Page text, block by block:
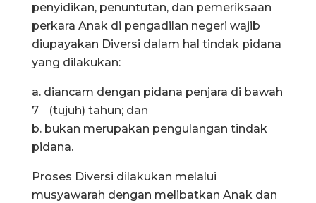
penyidikan, penuntutan, dan pemeriksaan
perkara Anak di pengadilan negeri wajib
diupayakan Diversi dalam hal tindak pidana
yang dilakukan:
a. diancam dengan pidana penjara di bawah
7 (tujuh) tahun; dan
b. bukan merupakan pengulangan tindak
pidana.
Proses Diversi dilakukan melalui
musyawarah dengan melibatkan Anak dan